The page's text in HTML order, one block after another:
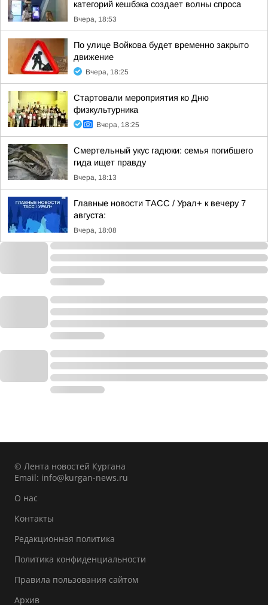
категорий кешбэка создает волны спроса
Вчера, 18:53
По улице Войкова будет временно закрыто
движение
Вчера, 18:25
Стартовали мероприятия ко Дню
физкультурника
Вчера, 18:25
Смертельный укус гадюки: семья погибшего
гида ищет правду
Вчера, 18:13
Главные новости ТАСС / Урал+ к вечеру 7
августа:
Вчера, 18:08
© Лента новостей Кургана
Email: info@kurgan-news.ru
О нас
Контакты
Редакционная политика
Политика конфиденциальности
Правила пользования сайтом
Архив